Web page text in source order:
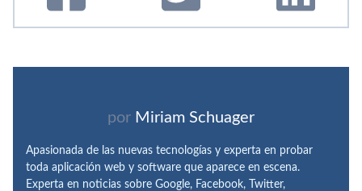
por Miriam Schuager
Apasionada de las nuevas tecnologías y experta en probar
toda aplicación web y software que aparece en escena.
Experta en noticias sobre Google, Facebook, Twitter,